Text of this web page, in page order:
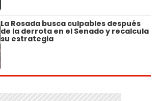
La Rosada busca culpables después
de la derrota en el Senado y recalcula
su estrategia